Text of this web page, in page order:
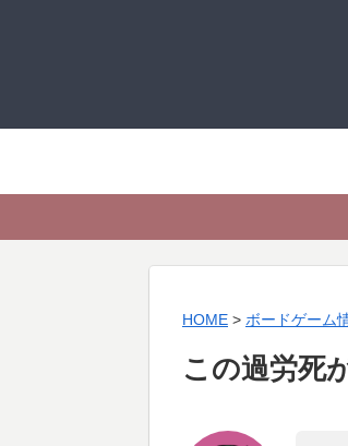
HOME > ボードゲーム
この過労死